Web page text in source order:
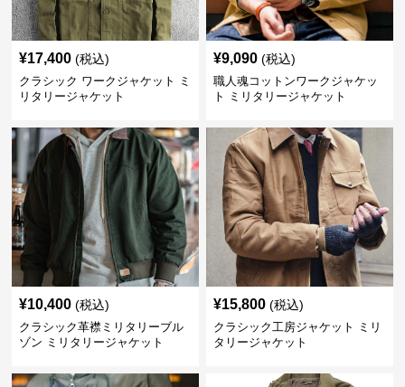
¥17,400 (税込)
クラシック ワークジャケット ミ
リタリージャケット
¥9,090 (税込)
職人魂コットンワークジャケッ
ト ミリタリージャケット
¥10,400 (税込)
クラシック革襟ミリタリーブル
ゾン ミリタリージャケット
¥15,800 (税込)
クラシック工房ジャケット ミリ
タリージャケット